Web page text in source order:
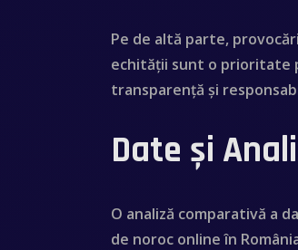
Pe de altă parte,
echității sunt o prioritate
transparență și
Date și
O analiză comparativă a
de noroc online în